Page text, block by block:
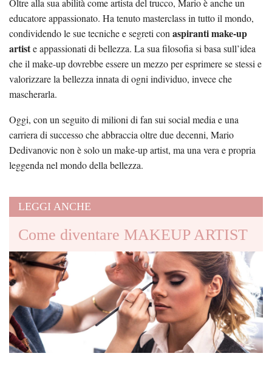
Oltre alla sua abilità come artista del trucco, Mario è anche un
educatore appassionato. Ha tenuto masterclass in tutto il mondo,
condividendo le sue tecniche e segreti conaspiranti make-up
artiste appassionati di bellezza. La sua filosofia si basa sull’idea
che il make-up dovrebbe essere un mezzo per esprimere se stessi e
valorizzare la bellezza innata di ogni individuo, invece che
mascherarla.
Oggi, con un seguito di milioni di fan sui social media e una
carriera di successo che abbraccia oltre due decenni, Mario
Dedivanovic non è solo un make-up artist, ma una vera e propria
leggenda nel mondo della bellezza.
LEGGI ANCHE
Come diventare MAKEUP ARTIST